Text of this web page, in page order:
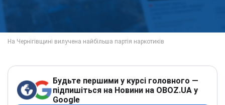
Будьте першими у курсі головного —
підпишіться на Новини на OBOZ.UA у
Google